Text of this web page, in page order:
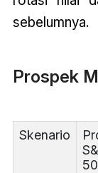
sebelumnya.
Prospek
Skenario